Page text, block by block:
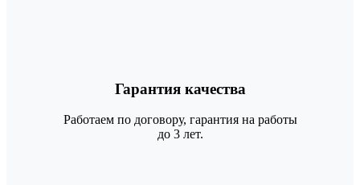
Гарантия качества
Работаем по договору, гарантия на работы
до 3 лет.